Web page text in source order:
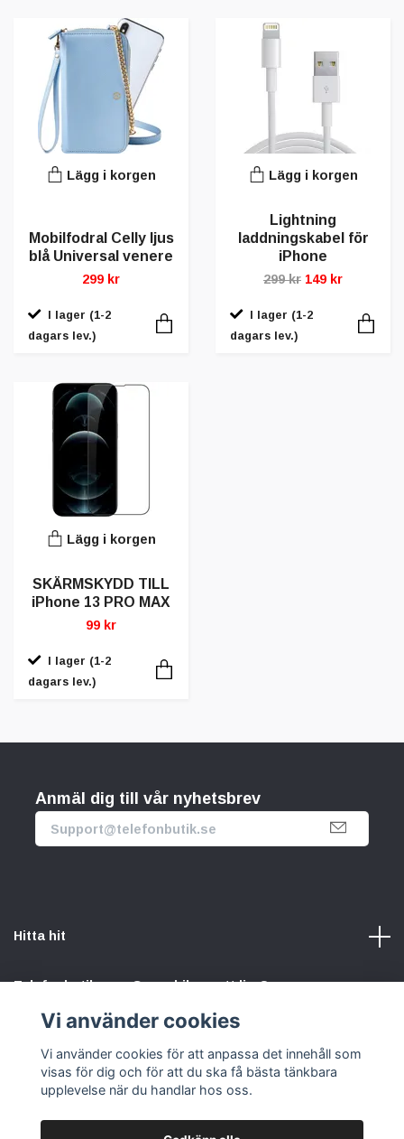
Lägg i korgen
Mobilfodral Celly ljus
blå Universal venere
299 kr
I lager (1-2
dagars lev.)
Lägg i korgen
Lightning
laddningskabel för
iPhone
299 kr 149 kr
I lager (1-2
dagars lev.)
Lägg i korgen
SKÄRMSKYDD TILL
iPhone 13 PRO MAX
99 kr
I lager (1-2
dagars lev.)
Anmäl dig till vår nyhetsbrev
Hitta hit
Telefonbutik.se – Ge mobilen nytt liv. Spara pengar.
Sociala medier
Vi använder cookies
Vi använder cookies för att anpassa det innehåll som
visas för dig och för att du ska få bästa tänkbara
upplevelse när du handlar hos oss.